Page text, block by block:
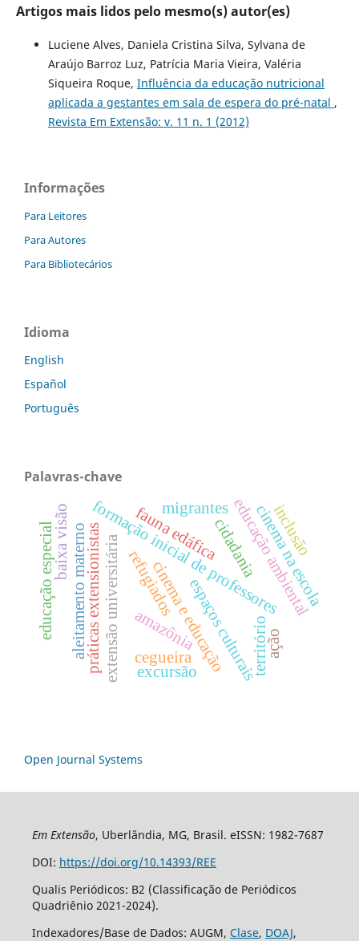
Artigos mais lidos pelo mesmo(s) autor(es)
Luciene Alves, Daniela Cristina Silva, Sylvana de
Araújo Barroz Luz, Patrícia Maria Vieira, Valéria
Siqueira Roque, Influência da educação nutricional
aplicada a gestantes em sala de espera do pré-natal ,
Revista Em Extensão: v. 11 n. 1 (2012)
Informações
Para Leitores
Para Autores
Para Bibliotecários
Idioma
English
Español
Português
Palavras-chave
espaços culturais
formação inicial de professores
práticas extensionistas amazônia
fauna edáficaeducação ambiental
cinema e educação
cinema na escola
extensão universitária território
aleitamento materno refugiados
migrantes
cegueira
baixa visão
educação especial
ação
cidadaniainclusão
excursão
Open Journal Systems
Em Extensão, Uberlândia, MG, Brasil. eISSN: 1982-7687
DOI: https://doi.org/10.14393/REE
Qualis Periódicos: B2 (Classificação de Periódicos
Quadriênio 2021-2024).
Indexadores/Base de Dados: AUGM, Clase, DOAJ,